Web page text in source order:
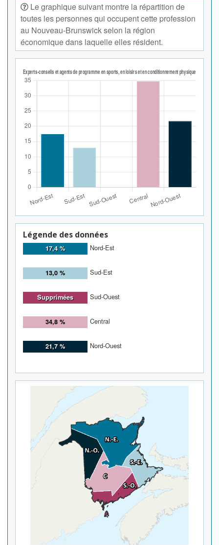
Le graphique suivant montre la répartition de
toutes les personnes qui occupent cette profession
au Nouveau-Brunswick selon la région
économique dans laquelle elles résident.
Légende des données
17,4 % Nord-Est
13,0 % Sud-Est
Supprimées Sud-Ouest
34,8 % Central
21,7 % Nord-Ouest